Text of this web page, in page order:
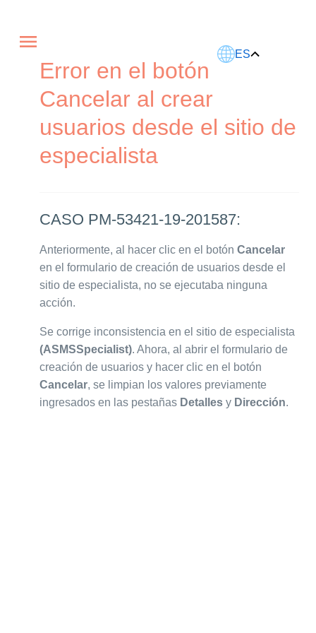
ES
Error en el botón
Cancelar al crear
usuarios desde el sitio de
especialista
CASO PM-53421-19-201587:
Anteriormente, al hacer clic en el botón Cancelar
en el formulario de creación de usuarios desde el
sitio de especialista, no se ejecutaba ninguna
acción.
Se corrige inconsistencia en el sitio de especialista
(ASMSSpecialist). Ahora, al abrir el formulario de
creación de usuarios y hacer clic en el botón
Cancelar, se limpian los valores previamente
ingresados en las pestañas Detalles y Dirección.